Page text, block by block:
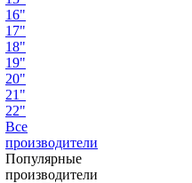
16"
17"
18"
19"
20"
21"
22"
Все
производители
Популярные
производители